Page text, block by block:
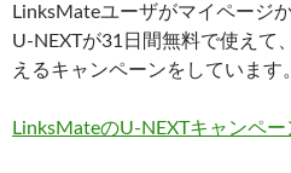
LinksMateユーザがマイページ
U-NEXTが31日間無料で使えて
えるキャンペーンをしています
LinksMateのU-NEXTキャンペ